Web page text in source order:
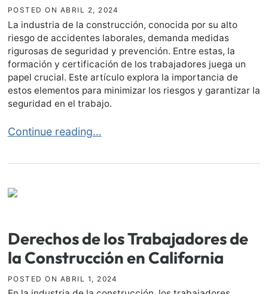
POSTED ON ABRIL 2, 2024
La industria de la construcción, conocida por su alto
riesgo de accidentes laborales, demanda medidas
rigurosas de seguridad y prevención. Entre estas, la
formación y certificación de los trabajadores juega un
papel crucial. Este artículo explora la importancia de
estos elementos para minimizar los riesgos y garantizar la
seguridad en el trabajo.
Importancia de la Formación y Certificación en la
Continue reading…
Derechos de los Trabajadores de
la Construcción en California
POSTED ON ABRIL 1, 2024